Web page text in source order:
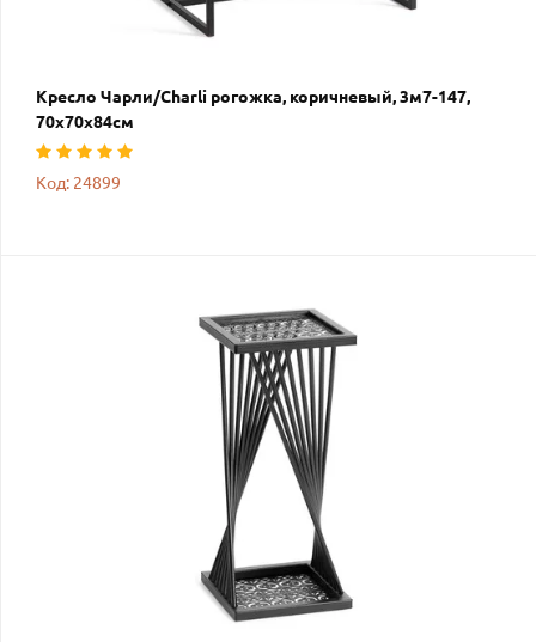
Кресло Чарли/Charli рогожка, коричневый, 3м7-147,
70х70х84см
Код: 24899